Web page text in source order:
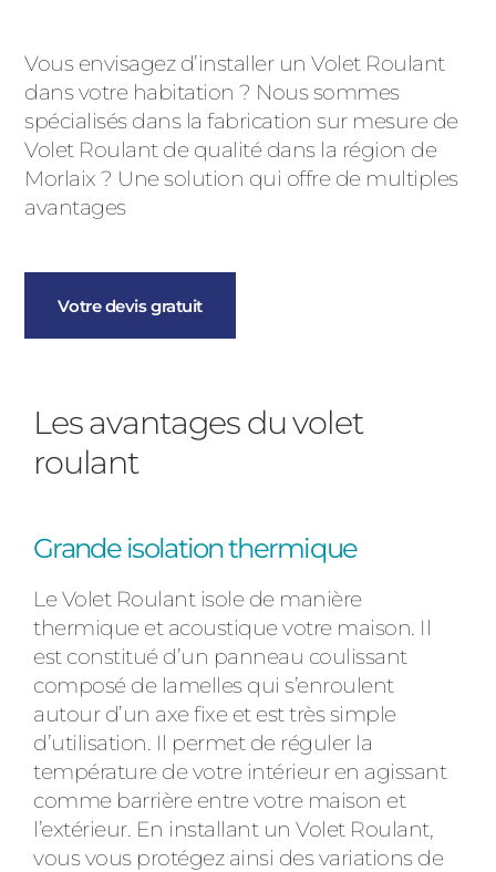
Vous envisagez d’installer un Volet Roulant
dans votre habitation ? Nous sommes
spécialisés dans la fabrication sur mesure de
Volet Roulant de qualité dans la région de
Morlaix ? Une solution qui offre de multiples
avantages
Votre devis gratuit
Les avantages du volet
roulant
Grande isolation thermique
Le Volet Roulant isole de manière
thermique et acoustique votre maison. Il
est constitué d’un panneau coulissant
composé de lamelles qui s’enroulent
autour d’un axe fixe et est très simple
d’utilisation. Il permet de réguler la
température de votre intérieur en agissant
comme barrière entre votre maison et
l’extérieur. En installant un Volet Roulant,
vous vous protégez ainsi des variations de